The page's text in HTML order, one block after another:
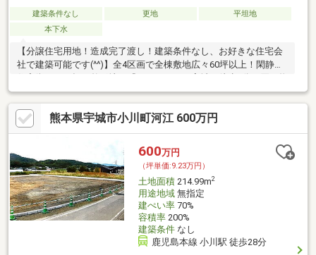
建築条件なし 更地
平坦地
本下水
【分譲住宅用地！造成完了渡し！建築条件なし、お好きな住宅会
社で建築可能です(^^)】全4区画で全棟敷地広々60坪以上！閑静な
便利な立地です♪
熊本県宇城市小川町河江 600万円
600万円
（坪単価:9.23万円）
土地面積214.99m2
用途地域無指定
建ぺい率70%
容積率200%
建築条件なし
鹿児島本線 小川駅 徒歩28分